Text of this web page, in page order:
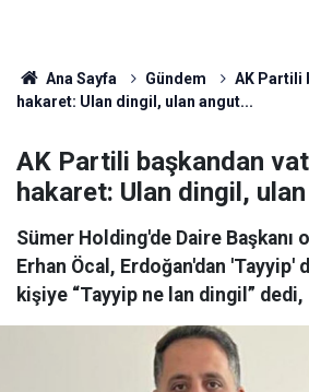
Ana Sayfa Gündem
AK Partili
hakaret: Ulan dingil, ulan angut...
AK Partili başkandan
hakaret: Ulan dingil,
Sümer Holding'de Daire Başkanı
Erhan Öcal, Erdoğan'dan 'Tayyip'
kişiye “Tayyip ne lan dingil” dedi,